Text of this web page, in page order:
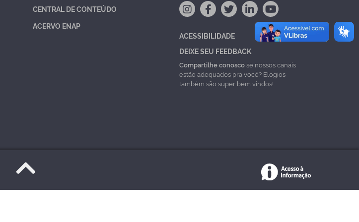
CENTRAL DE CONTEÚDO
ACERVO ENAP
ACESSIBILIDADE
DEIXE SEU FEEDBACK
Compartilhe conoscose nossos canais
estão adequados pra você? Elogios
também são super bem vindos!